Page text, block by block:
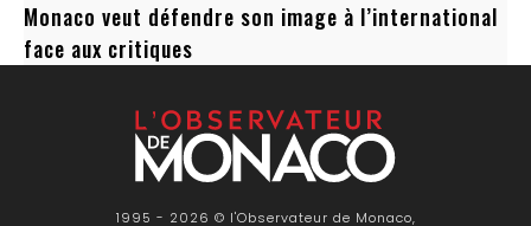
Monaco veut défendre son image à l’international
face aux critiques
1995 - 2026 © l'Observateur de Monaco,